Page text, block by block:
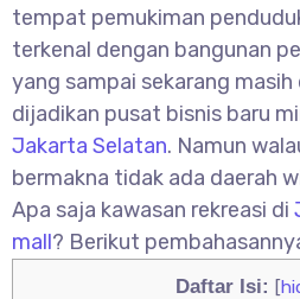
tempat pemukiman
terkenal dengan bangunan
yang sampai sekarang
dijadikan pusat bisnis baru
Jakarta Selatan. Namun
bermakna tidak ada daerah
Apa saja kawasan rekreasi di
mall? Berikut
Daftar Isi: [